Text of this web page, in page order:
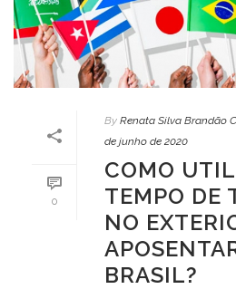
0
By Renata Silva Brandão
de junho de 2020
COMO
TEMPO DE
NO
BRASIL?